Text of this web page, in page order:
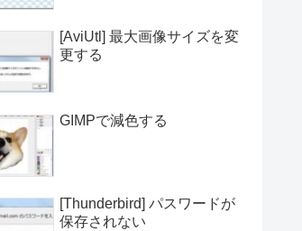
[AviUtl] 最大画像サイズを変
更する
GIMPで減色する
[Thunderbird] パスワードが
保存されない